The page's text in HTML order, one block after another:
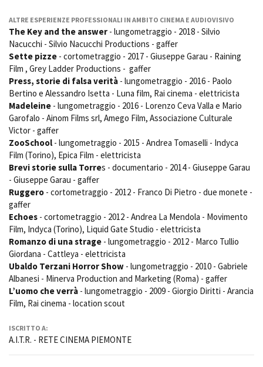
ALTRE ESPERIENZE PROFESSIONALI IN AMBITO CINEMA E AUDIOVISIVO
The Key and the answer - lungometraggio - 2018 - Silvio
Nacucchi - Silvio Nacucchi Productions - gaffer
Sette pizze - cortometraggio - 2017 - Giuseppe Garau - Raining
Film , Grey Ladder Productions - gaffer
Press, storie di falsa verità - lungometraggio - 2016 - Paolo
Bertino e Alessandro Isetta - Luna film, Rai cinema - elettricista
Madeleine - lungometraggio - 2016 - Lorenzo Ceva Valla e Mario
Garofalo - Ainom Films srl, Amego Film, Associazione Culturale
Victor - gaffer
ZooSchool - lungometraggio - 2015 - Andrea Tomaselli - Indyca
Film (Torino), Epica Film - elettricista
Brevi storie sulla Torres - documentario - 2014 - Giuseppe Garau
- Giuseppe Garau - gaffer
Ruggero - cortometraggio - 2012 - Franco Di Pietro - due monete -
gaffer
Echoes - cortometraggio - 2012 - Andrea La Mendola - Movimento
Film, Indyca (Torino), Liquid Gate Studio - elettricista
Romanzo di una strage - lungometraggio - 2012 - Marco Tullio
Giordana - Cattleya - elettricista
Ubaldo Terzani Horror Show - lungometraggio - 2010 - Gabriele
Albanesi - Minerva Production and Marketing (Roma) - gaffer
L’uomo che verrà - lungometraggio - 2009 - Giorgio Diritti - Arancia
Film, Rai cinema - location scout
ISCRITTO A:
A.I.T.R. - RETE CINEMA PIEMONTE